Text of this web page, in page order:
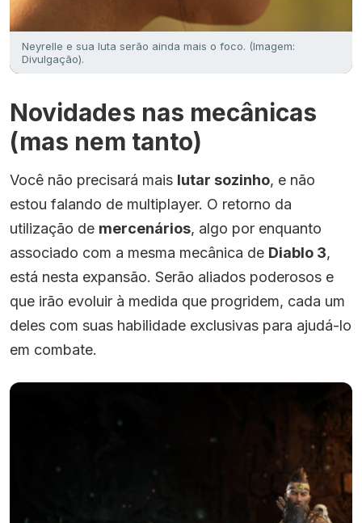
Neyrelle e sua luta serão ainda mais o foco. (Imagem:
Divulgação).
Novidades nas mecânicas
(mas nem tanto)
Você não precisará mais lutar sozinho, e não
estou falando de multiplayer. O retorno da
utilização de mercenários, algo por enquanto
associado com a mesma mecânica de Diablo 3,
está nesta expansão. Serão aliados poderosos e
que irão evoluir à medida que progridem, cada um
deles com suas habilidade exclusivas para ajudá-lo
em combate.